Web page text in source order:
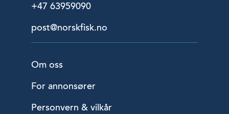
+47 63959090
post@norskfisk.no
Om oss
For annonsører
Personvern & vilkår